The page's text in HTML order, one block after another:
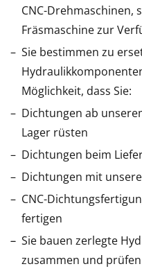
CNC-Drehmaschinen,
Fräsmaschine zur
Sie bestimmen zu
Möglichkeit, dass Sie:
Dichtungen ab
Lager rüsten
Dichtungen beim
Dichtungen mit
CNC-
fertigen
Sie bauen zerlegte
zusammen und